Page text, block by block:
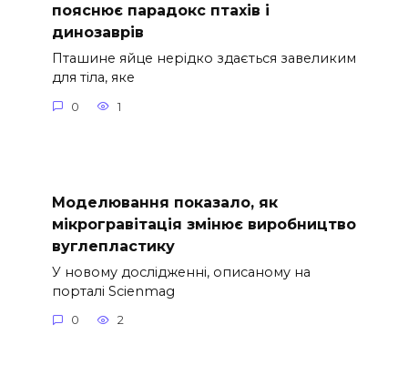
пояснює парадокс птахів і
динозаврів
Пташине яйце нерідко здається завеликим
для тіла, яке
0 1
Моделювання показало, як
мікрогравітація змінює виробництво
вуглепластику
У новому дослідженні, описаному на
порталі Scienmag
0 2